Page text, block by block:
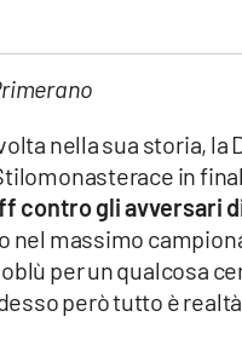
nella sua storia,
in
contro gli avversari
nel massimo
per un qualcosa
però tutto è